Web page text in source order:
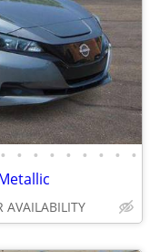
• • • • • • • • •
AVAILABILITY